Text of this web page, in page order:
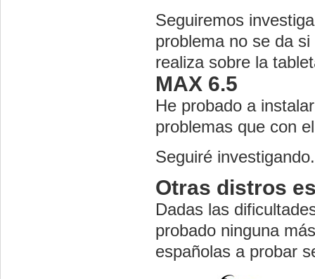
Seguiremos
problema no se da
realiza sobre la
MAX 6.5
He probado a
problemas que con
Seguiré investigando.
Otras distros
Dadas las
probado ninguna
españolas a probar